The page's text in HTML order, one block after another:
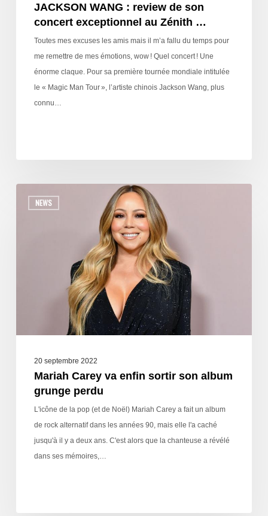
JACKSON WANG : review de son
concert exceptionnel au Zénith …
Toutes mes excuses les amis mais il m’a fallu du temps pour
me remettre de mes émotions, wow ! Quel concert ! Une
énorme claque. Pour sa première tournée mondiale intitulée
le « Magic Man Tour », l’artiste chinois Jackson Wang, plus
connu…
NEWS
20 septembre 2022
Mariah Carey va enfin sortir son album
grunge perdu
L'icône de la pop (et de Noël) Mariah Carey a fait un album
de rock alternatif dans les années 90, mais elle l'a caché
jusqu'à il y a deux ans. C'est alors que la chanteuse a révélé
dans ses mémoires,…